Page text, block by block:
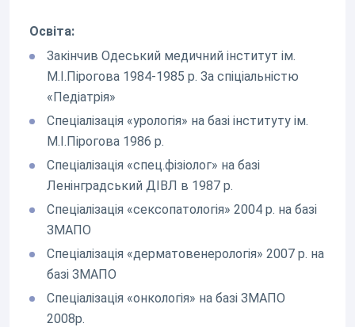
Освіта:
Закінчив Одеський медичний інститут ім.
М.І.Пірогова 1984-1985 р. За спіціальністю
«Педіатрія»
Спеціалізація «урологія» на базі інституту ім.
М.І.Пірогова 1986 р.
Спеціалізація «спец.фізіолог» на базі
Ленінградський ДІВЛ в 1987 р.
Спеціалізація «сексопатологія» 2004 р. на базі
ЗМАПО
Спеціалізація «дерматовенерологія» 2007 р. на
базі ЗМАПО
Спеціалізація «онкологія» на базі ЗМАПО
2008р.